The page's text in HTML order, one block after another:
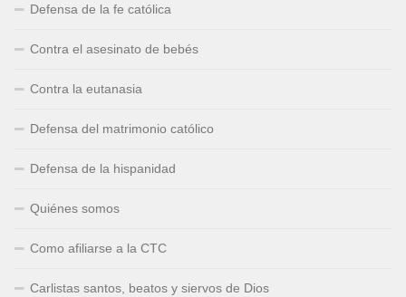
Defensa de la fe católica
Contra el asesinato de bebés
Contra la eutanasia
Defensa del matrimonio católico
Defensa de la hispanidad
Quiénes somos
Como afiliarse a la CTC
Carlistas santos, beatos y siervos de Dios